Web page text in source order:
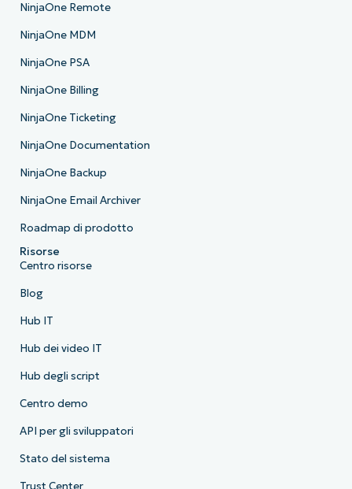
NinjaOne Remote
NinjaOne MDM
NinjaOne PSA
NinjaOne Billing
NinjaOne Ticketing
NinjaOne Documentation
NinjaOne Backup
NinjaOne Email Archiver
Roadmap di prodotto
Risorse
Centro risorse
Blog
Hub IT
Hub dei video IT
Hub degli script
Centro demo
API per gli sviluppatori
Stato del sistema